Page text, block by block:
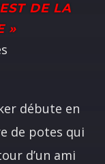
DE LA
»
débute en
de potes qui
d’un ami